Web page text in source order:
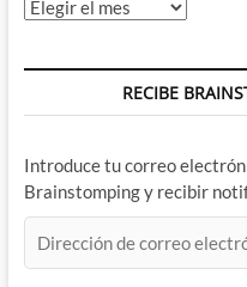
Archivos
RECIBE
Introduce tu correo
Brainstomping y recibir
de